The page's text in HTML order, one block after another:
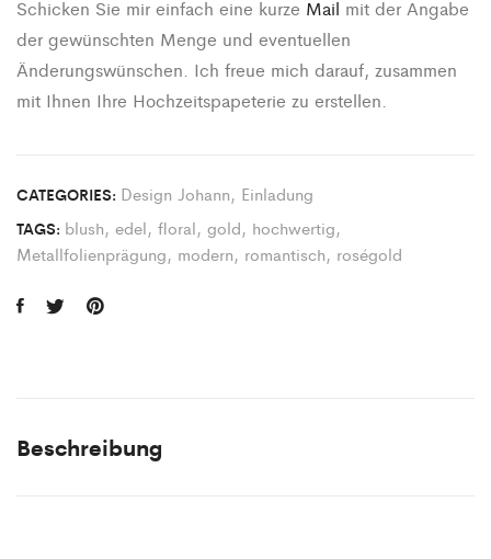
Schicken Sie mir einfach eine kurze Mail mit der Angabe
der gewünschten Menge und eventuellen
Änderungswünschen. Ich freue mich darauf, zusammen
mit Ihnen Ihre Hochzeitspapeterie zu erstellen.
CATEGORIES: Design Johann, Einladung
TAGS: blush, edel, floral, gold, hochwertig,
Metallfolienprägung, modern, romantisch, roségold
Beschreibung